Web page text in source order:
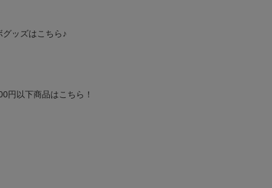
ッズはこちら♪
円以下商品はこちら！